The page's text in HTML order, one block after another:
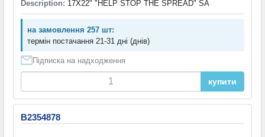
Description: 17X22" "HELP STOP THE SPREAD" SA
на замовлення 257 шт:
термін постачання 21-31 дні (днів)
Підписка на надходження
купити
B2354878